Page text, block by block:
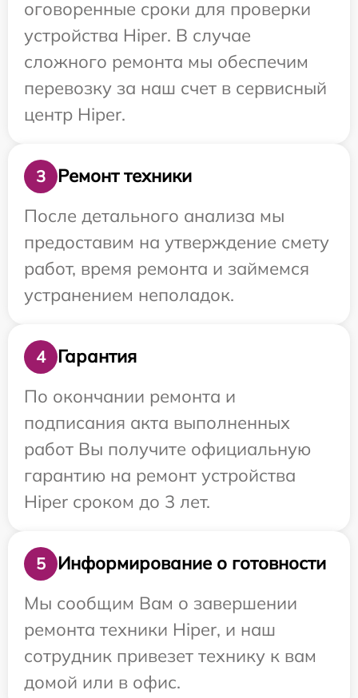
оговоренные сроки для проверки
устройства Hiper. В случае
сложного ремонта мы обеспечим
перевозку за наш счет в сервисный
центр Hiper.
3
Ремонт техники
После детального анализа мы
предоставим на утверждение смету
работ, время ремонта и займемся
устранением неполадок.
4
Гарантия
По окончании ремонта и
подписания акта выполненных
работ Вы получите официальную
гарантию на ремонт устройства
Hiper сроком до 3 лет.
5
Информирование о готовности
Мы сообщим Вам о завершении
ремонта техники Hiper, и наш
сотрудник привезет технику к вам
домой или в офис.